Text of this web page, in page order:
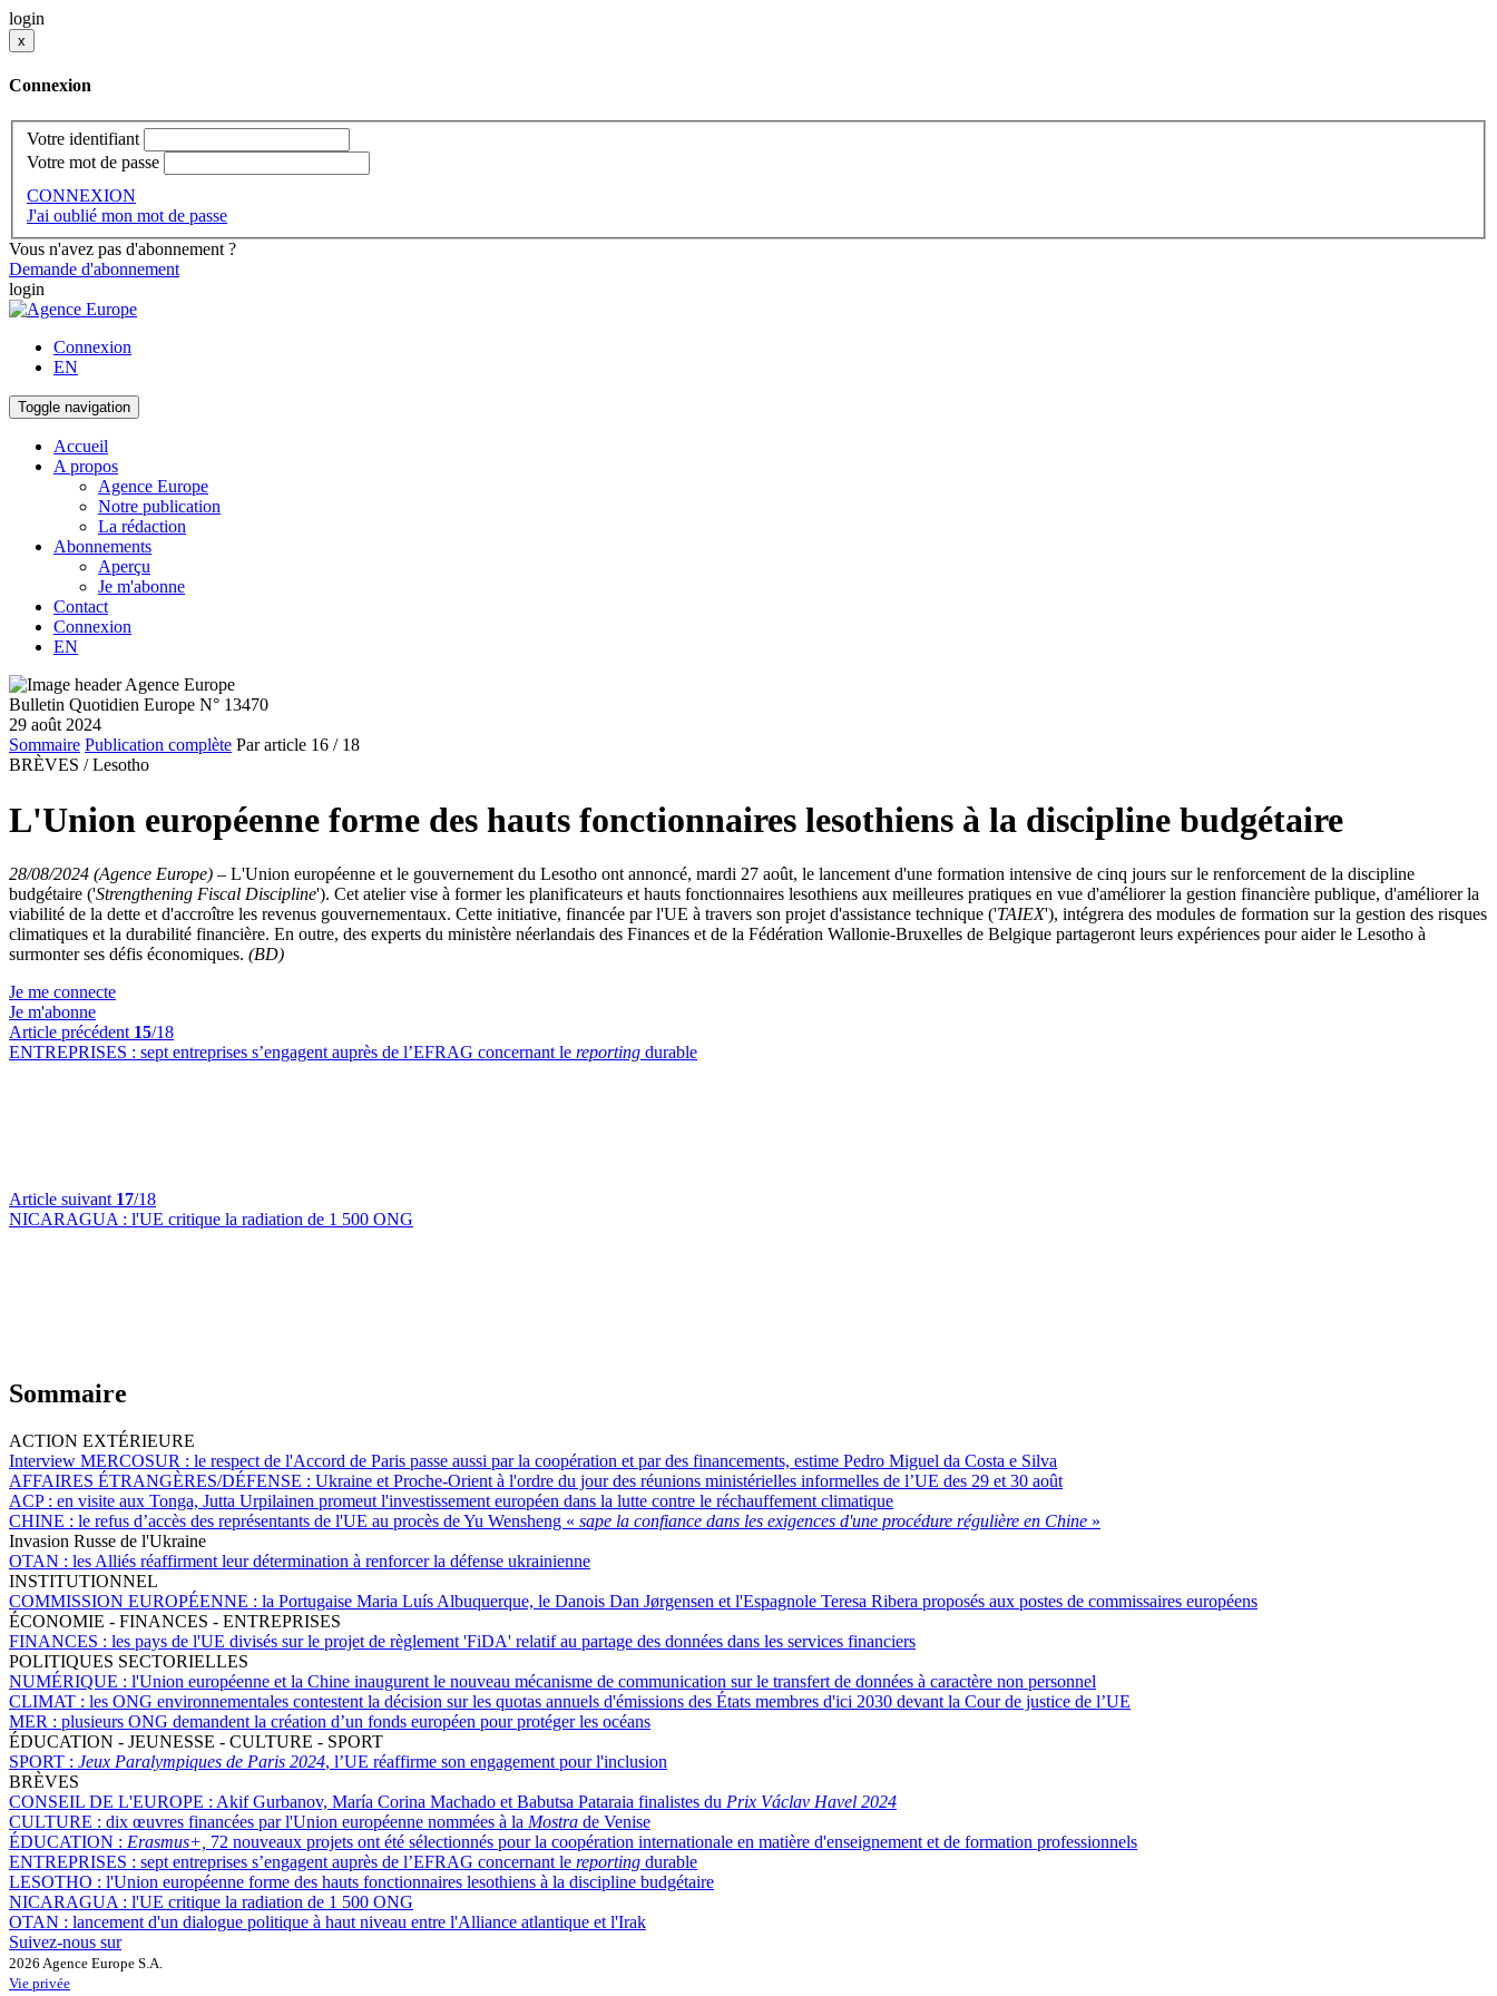
login
x
Connexion
Votre identifiant
Votre mot de passe
CONNEXION
J'ai oublié mon mot de passe
Vous n'avez pas d'abonnement ?
Demande d'abonnement
login
Connexion
EN
Toggle navigation
Accueil
A propos
Agence Europe
Notre publication
La rédaction
Abonnements
Aperçu
Je m'abonne
Contact
Connexion
EN
Bulletin Quotidien Europe N° 13470
29 août 2024
Sommaire Publication complète Par article 16 / 18
BRÈVES / Lesotho
L'Union européenne forme des hauts fonctionnaires lesothiens à la discipline budgétaire
28/08/2024 (Agence Europe) – L'Union européenne et le gouvernement du Lesotho ont annoncé, mardi 27 août, le lancement d'une formation intensive de cinq jours sur le renforcement de la discipline
budgétaire ('Strengthening Fiscal Discipline'). Cet atelier vise à former les planificateurs et hauts fonctionnaires lesothiens aux meilleures pratiques en vue d'améliorer la gestion financière publique, d'améliorer la
viabilité de la dette et d'accroître les revenus gouvernementaux. Cette initiative, financée par l'UE à travers son projet d'assistance technique ('TAIEX'), intégrera des modules de formation sur la gestion des risques
climatiques et la durabilité financière. En outre, des experts du ministère néerlandais des Finances et de la Fédération Wallonie-Bruxelles de Belgique partageront leurs expériences pour aider le Lesotho à
surmonter ses défis économiques. (BD)
Je me connecte
Je m'abonne
Article précédent 15/18
ENTREPRISES : sept entreprises s’engagent auprès de l’EFRAG concernant le reporting durable
Article suivant 17/18
NICARAGUA : l'UE critique la radiation de 1 500 ONG
Sommaire
ACTION EXTÉRIEURE
Interview MERCOSUR : le respect de l'Accord de Paris passe aussi par la coopération et par des financements, estime Pedro Miguel da Costa e Silva
AFFAIRES ÉTRANGÈRES/DÉFENSE : Ukraine et Proche-Orient à l'ordre du jour des réunions ministérielles informelles de l’UE des 29 et 30 août
ACP : en visite aux Tonga, Jutta Urpilainen promeut l'investissement européen dans la lutte contre le réchauffement climatique
CHINE : le refus d’accès des représentants de l'UE au procès de Yu Wensheng « sape la confiance dans les exigences d'une procédure régulière en Chine »
Invasion Russe de l'Ukraine
OTAN : les Alliés réaffirment leur détermination à renforcer la défense ukrainienne
INSTITUTIONNEL
COMMISSION EUROPÉENNE : la Portugaise Maria Luís Albuquerque, le Danois Dan Jørgensen et l'Espagnole Teresa Ribera proposés aux postes de commissaires européens
ÉCONOMIE - FINANCES - ENTREPRISES
FINANCES : les pays de l'UE divisés sur le projet de règlement 'FiDA' relatif au partage des données dans les services financiers
POLITIQUES SECTORIELLES
NUMÉRIQUE : l'Union européenne et la Chine inaugurent le nouveau mécanisme de communication sur le transfert de données à caractère non personnel
CLIMAT : les ONG environnementales contestent la décision sur les quotas annuels d'émissions des États membres d'ici 2030 devant la Cour de justice de l’UE
MER : plusieurs ONG demandent la création d’un fonds européen pour protéger les océans
ÉDUCATION - JEUNESSE - CULTURE - SPORT
SPORT : Jeux Paralympiques de Paris 2024, l’UE réaffirme son engagement pour l'inclusion
BRÈVES
CONSEIL DE L'EUROPE : Akif Gurbanov, María Corina Machado et Babutsa Pataraia finalistes du Prix Václav Havel 2024
CULTURE : dix œuvres financées par l'Union européenne nommées à la Mostra de Venise
ÉDUCATION : Erasmus+, 72 nouveaux projets ont été sélectionnés pour la coopération internationale en matière d'enseignement et de formation professionnels
ENTREPRISES : sept entreprises s’engagent auprès de l’EFRAG concernant le reporting durable
LESOTHO : l'Union européenne forme des hauts fonctionnaires lesothiens à la discipline budgétaire
NICARAGUA : l'UE critique la radiation de 1 500 ONG
OTAN : lancement d'un dialogue politique à haut niveau entre l'Alliance atlantique et l'Irak
Suivez-nous sur
2026 Agence Europe S.A.
Vie privée